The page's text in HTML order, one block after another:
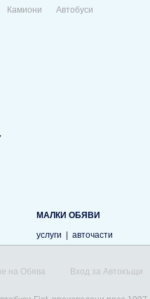
Камиони Автобуси
МАЛКИ ОБЯВИ
услуги
авточасти
на Обява Вход за Автокъщи